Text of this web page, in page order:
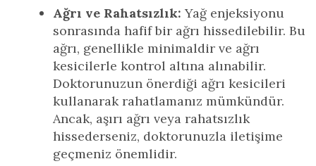
Ağrı ve Rahatsızlık: Yağ enjeksiyonu
sonrasında hafif bir ağrı hissedilebilir. Bu
ağrı, genellikle minimaldir ve ağrı
kesicilerle kontrol altına alınabilir.
Doktorunuzun önerdiği ağrı kesicileri
kullanarak rahatlamanız mümkündür.
Ancak, aşırı ağrı veya rahatsızlık
hissederseniz, doktorunuzla iletişime
geçmeniz önemlidir.